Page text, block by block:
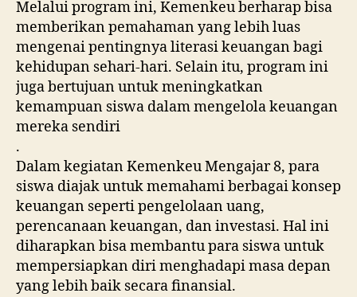
Melalui program ini, Kemenkeu berharap bisa
memberikan pemahaman yang lebih luas
mengenai pentingnya literasi keuangan bagi
kehidupan sehari-hari. Selain itu, program ini
juga bertujuan untuk meningkatkan
kemampuan siswa dalam mengelola keuangan
mereka sendiri
.
Dalam kegiatan Kemenkeu Mengajar 8, para
siswa diajak untuk memahami berbagai konsep
keuangan seperti pengelolaan uang,
perencanaan keuangan, dan investasi. Hal ini
diharapkan bisa membantu para siswa untuk
mempersiapkan diri menghadapi masa depan
yang lebih baik secara finansial.